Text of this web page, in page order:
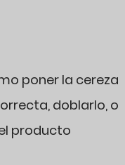
poner la cereza
doblarlo, o
producto